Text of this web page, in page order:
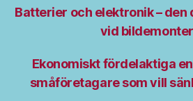
Batterier och elektronik – den
vid
Ekonomiskt fördelaktiga
småföretagare som vill